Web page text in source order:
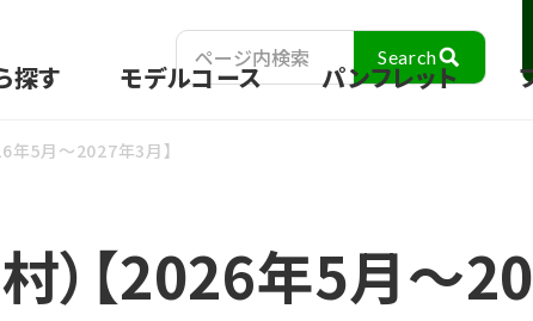
探す モデルコース パンフレット
年5月～2027年3月】
）【2026年5月～